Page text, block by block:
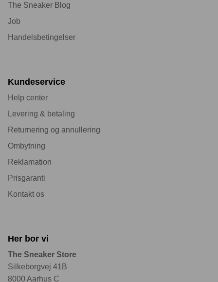
The Sneaker Blog
Job
Handelsbetingelser
Kundeservice
Help center
Levering & betaling
Returnering og annullering
Ombytning
Reklamation
Prisgaranti
Kontakt os
Her bor vi
The Sneaker Store
Silkeborgvej 41B
8000 Aarhus C